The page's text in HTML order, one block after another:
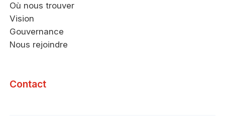
Où nous trouver
Vision
Gouvernance
Nous rejoindre
Contact